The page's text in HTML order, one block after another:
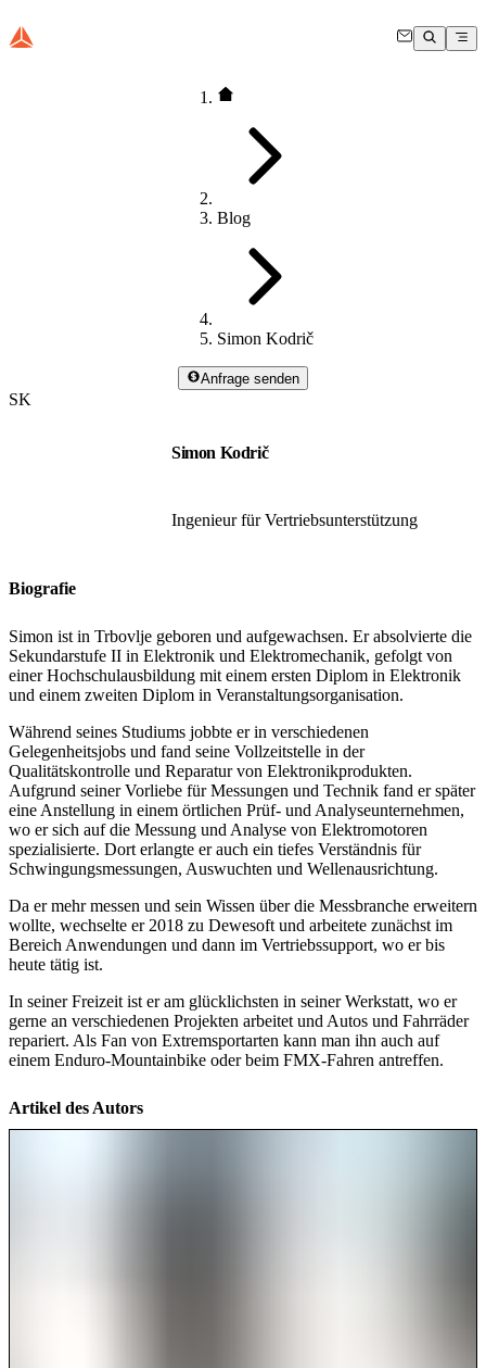
Blog
Simon Kodrič
Anfrage senden
SK
Simon Kodrič
Ingenieur für Vertriebsunterstützung
Biografie
Simon ist in Trbovlje geboren und aufgewachsen. Er absolvierte die
Sekundarstufe II in Elektronik und Elektromechanik, gefolgt von
einer Hochschulausbildung mit einem ersten Diplom in Elektronik
und einem zweiten Diplom in Veranstaltungsorganisation.
Während seines Studiums jobbte er in verschiedenen
Gelegenheitsjobs und fand seine Vollzeitstelle in der
Qualitätskontrolle und Reparatur von Elektronikprodukten.
Aufgrund seiner Vorliebe für Messungen und Technik fand er später
eine Anstellung in einem örtlichen Prüf- und Analyseunternehmen,
wo er sich auf die Messung und Analyse von Elektromotoren
spezialisierte. Dort erlangte er auch ein tiefes Verständnis für
Schwingungsmessungen, Auswuchten und Wellenausrichtung.
Da er mehr messen und sein Wissen über die Messbranche erweitern
wollte, wechselte er 2018 zu Dewesoft und arbeitete zunächst im
Bereich Anwendungen und dann im Vertriebssupport, wo er bis
heute tätig ist.
In seiner Freizeit ist er am glücklichsten in seiner Werkstatt, wo er
gerne an verschiedenen Projekten arbeitet und Autos und Fahrräder
repariert. Als Fan von Extremsportarten kann man ihn auch auf
einem Enduro-Mountainbike oder beim FMX-Fahren antreffen.
Artikel des Autors